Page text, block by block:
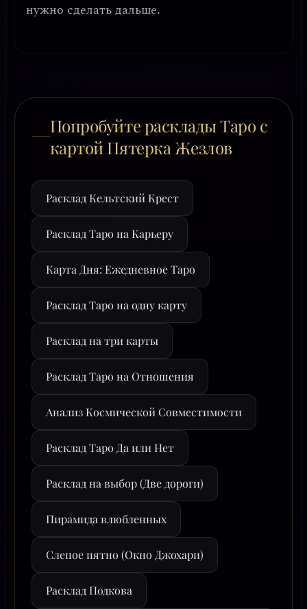
нужно сделать дальше.
Попробуйте расклады Таро с
картой Пятерка Жезлов
Расклад Кельтский Крест
Расклад Таро на Карьеру
Карта Дня: Ежедневное Таро
Расклад Таро на одну карту
Расклад на три карты
Расклад Таро на Отношения
Анализ Космической Совместимости
Расклад Таро Да или Нет
Расклад на выбор (Две дороги)
Пирамида влюбленных
Слепое пятно (Окно Джохари)
Расклад Подкова